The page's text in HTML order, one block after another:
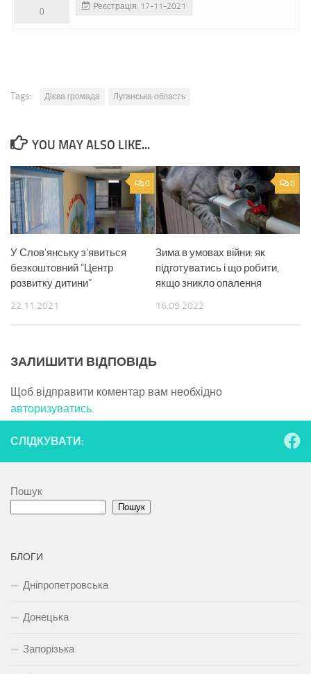
0
Реєстрація: 17-11-2021
Tags: Дієва громада Луганська область
YOU MAY ALSO LIKE...
0
У Слов’янську з’явиться
безкоштовний “Центр
розвитку дитини”
22.11.2021
0
Зима в умовах війни: як
підготуватись і що робити,
якщо зникло опалення
16.09.2022
ЗАЛИШИТИ ВІДПОВІДЬ
Щоб відправити коментар вам необхідно
авторизуватись.
СЛІДКУВАТИ:
Пошук
Пошук
БЛОГИ
Дніпропетровська
Донецька
Запорізька